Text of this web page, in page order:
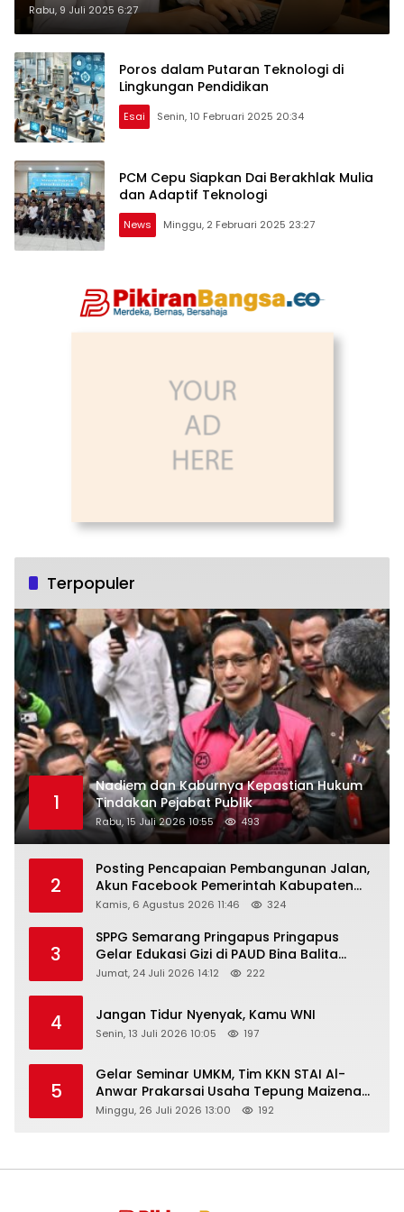
Teknologi
Rabu, 9 Juli 2025 6:27
Poros dalam Putaran Teknologi di
Lingkungan Pendidikan
Esai Senin, 10 Februari 2025 20:34
PCM Cepu Siapkan Dai Berakhlak Mulia
dan Adaptif Teknologi
News Minggu, 2 Februari 2025 23:27
Terpopuler
1
Nadiem dan Kaburnya Kepastian Hukum
Tindakan Pejabat Publik
Rabu, 15 Juli 2026 10:55 493
2
Posting Pencapaian Pembangunan Jalan,
Akun Facebook Pemerintah Kabupaten
Rembang “Dirujak” Warganet
Kamis, 6 Agustus 2026 11:46 324
3
SPPG Semarang Pringapus Pringapus
Gelar Edukasi Gizi di PAUD Bina Balita
Peringati Hari Anak Nasional 2026
Jumat, 24 Juli 2026 14:12 222
4 Jangan Tidur Nyenyak, Kamu WNI
Senin, 13 Juli 2026 10:05 197
5
Gelar Seminar UMKM, Tim KKN STAI Al-
Anwar Prakarsai Usaha Tepung Maizena
di Logung
Minggu, 26 Juli 2026 13:00 192